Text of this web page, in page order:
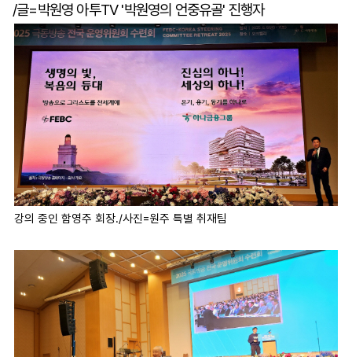
/글=박원영 아투TV '박원영의 언중유골' 진행자
강의 중인 함영주 회장./사진=원주 특별 취재팀